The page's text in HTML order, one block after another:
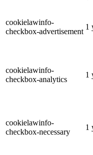
cookielawinfo-
checkbox-advertisement
1
cookielawinfo-
checkbox-analytics
1
cookielawinfo-
checkbox-necessary
1